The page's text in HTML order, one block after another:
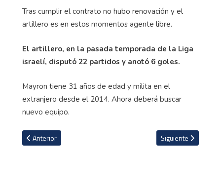
Tras cumplir el contrato no hubo renovación y el
artillero es en estos momentos agente libre.
El artillero, en la pasada temporada de la Liga
israelí, disputó 22 partidos y anotó 6 goles.
Mayron tiene 31 años de edad y milita en el
extranjero desde el 2014. Ahora deberá buscar
nuevo equipo.
Artículo anterior: Con nuevo look Juan Pablo Vargas toma un
Anterior Artículo siguiente:
Siguiente